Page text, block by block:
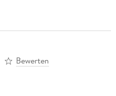
Bewerten